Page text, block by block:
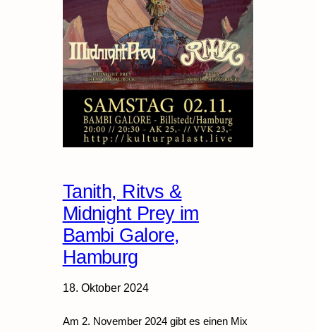
Tanith, Ritvs &
Midnight Prey im
Bambi Galore,
Hamburg
18. Oktober 2024
Am 2. November 2024 gibt es einen Mix